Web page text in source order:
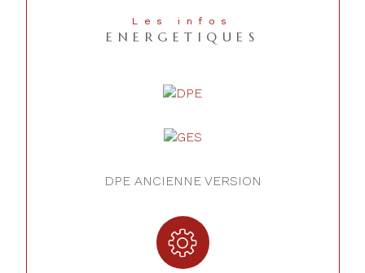
Les infos
ENERGETIQUES
DPE ANCIENNE VERSION